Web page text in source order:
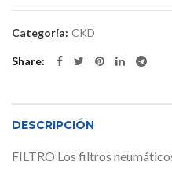
Categoría: CKD
Share
DESCRIPCIÓN
FILTRO Los filtros